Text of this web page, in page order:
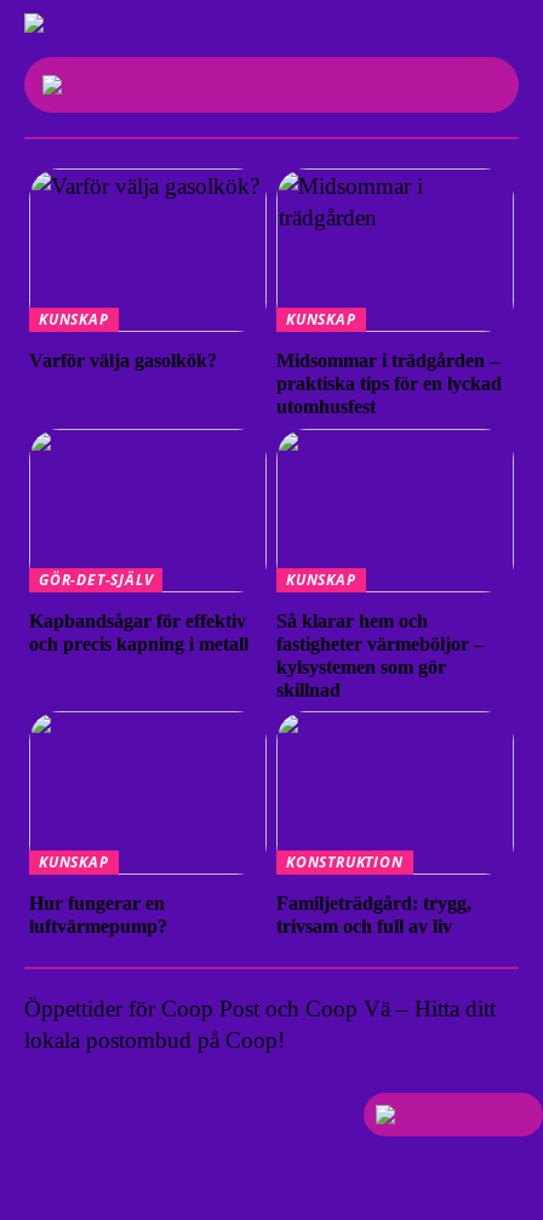
KUNSKAP
Varför välja gasolkök?
KUNSKAP
Midsommar i trädgården –
praktiska tips för en lyckad
utomhusfest
GÖR-DET-SJÄLV
Kapbandsågar för effektiv
och precis kapning i metall
KUNSKAP
Så klarar hem och
fastigheter värmeböljor –
kylsystemen som gör
skillnad
KUNSKAP
Hur fungerar en
luftvärmepump?
KONSTRUKTION
Familjeträdgård: trygg,
trivsam och full av liv
Öppettider för Coop Post och Coop Vä – Hitta ditt
lokala postombud på Coop!